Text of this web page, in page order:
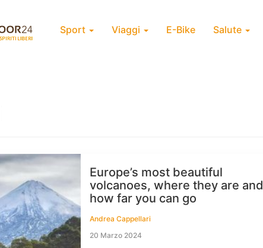
Sport Viaggi E-Bike Salute
Europe’s most beautiful
volcanoes, where they are and
how far you can go
Andrea Cappellari
20 Marzo 2024